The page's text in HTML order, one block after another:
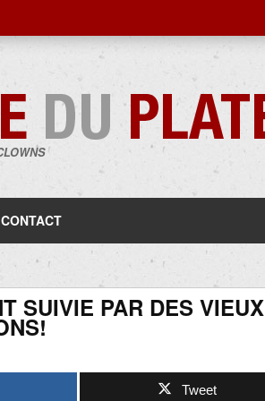
au
CONTACT
SUIVIE PAR DES VIEUX
Tweet